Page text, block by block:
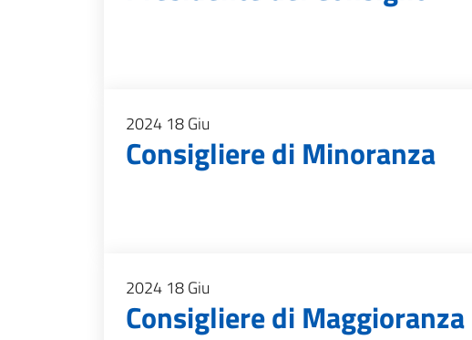
2024 18Giu
Consigliere di Minoranza
2024 18Giu
Consigliere di Maggioranza